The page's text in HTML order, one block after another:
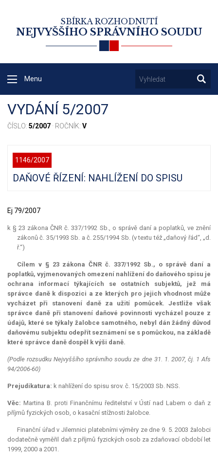
SBÍRKA ROZHODNUTÍ
NEJVYŠŠÍHO SPRÁVNÍHO SOUDU
Menu
VYDÁNÍ 5/2007
ČÍSLO: 5/2007 · ROČNÍK: V
1146/2007
DAŇOVÉ ŘÍZENÍ: NAHLÍŽENÍ DO SPISU
Ej 79/2007
k § 23 zákona ČNR č. 337/1992 Sb., o správě daní a poplatků, ve znění
zákonů č. 35/1993 Sb. a č. 255/1994 Sb. (v textu též „daňový řád“, „d.
ř.“)
Cílem v § 23 zákona ČNR č. 337/1992 Sb., o správě daní a
poplatků, vyjmenovaných omezení nahlížení do daňového spisu je
ochrana informací týkajících se ostatních subjektů, jež má
správce daně k dispozici a ze kterých pro jejich vhodnost může
vycházet při stanovení daně za užití pomůcek. Jestliže však
správce daně při stanovení daňové povinnosti vycházel pouze z
údajů, které se týkaly žalobce samotného, nebyl dán žádný důvod
daňovému subjektu odepřít seznámení se s pomůckou, na základě
které správce daně dospěl k výši daně.
(Podle rozsudku Nejvyššího správního soudu ze dne 31. 1. 2007, čj. 1 Afs
94/2006-60)
Prejudikatura: k nahlížení do spisu srov. č. 15/2003 Sb. NSS.
Věc: Martina B. proti Finančnímu ředitelství v Ústí nad Labem o daň z
příjmů fyzických osob, o kasační stížnosti žalobce.
Finanční úřad v Jilemnici platebními výměry ze dne 9. 5. 2003 žalobci
dodatečně vyměřil daň z příjmů fyzických osob za zdaňovací období let
1999, 2000 a 2001.